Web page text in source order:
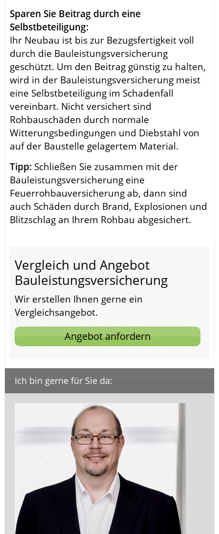
Sparen Sie Beitrag durch eine
Selbstbeteiligung:
Ihr Neubau ist bis zur Bezugsfertigkeit voll
durch die Bauleistungsversicherung
geschützt. Um den Beitrag günstig zu halten,
wird in der Bauleistungsversicherung meist
eine Selbstbeteiligung im Schadenfall
vereinbart. Nicht versichert sind
Rohbauschäden durch normale
Witterungsbedingungen und Diebstahl von
auf der Baustelle gelagertem Material.
Tipp: Schließen Sie zusammen mit der
Bauleistungsversicherung eine
Feuerrohbauversicherung ab, dann sind
auch Schäden durch Brand, Explosionen und
Blitzschlag an Ihrem Rohbau abgesichert.
Vergleich und Angebot
Bauleistungsversicherung
Wir erstellen Ihnen gerne ein
Vergleichsangebot.
Angebot anfordern
Ich bin gerne für Sie da: